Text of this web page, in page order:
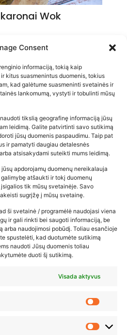
Consent
informaciją, tokią kaip
kitus suasmenintus duomenis, tokius
kad galėtume suasmeninti svetainės ir
lankomumą, vystyti ir tobulinti mūsų
tikslią geografinę informaciją jūsų
leidimą. Galite patvirtinti savo sutikimą
jūsų duomenis paspaudimu. Taip pat
ir pamatyti daugiau detalesnės
atsisakydami suteikti mums leidimą.
apdorojamų duomenų nereikalauja
atšaukti ir tokį duomenų
tik mūsų svetainėje. Savo
sugrįžę į mūsų svetainę.
ši svetainė / programėlė naudojasi viena
ir gali rinkti bei saugoti informaciją, be
arba naudojimosi pobūdį. Toliau esančioje
spustelėti, kad duotumėte sutikimą
naudoti Jūsų duomenis toliau
duoti šį sutikimą.
Visada aktyvus
Wok
parduotuvės
–…